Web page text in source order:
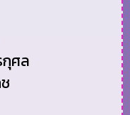
ศล